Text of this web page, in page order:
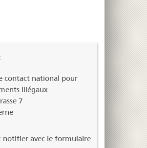
contact national pour
illégaux
7
notifier avec le formulaire